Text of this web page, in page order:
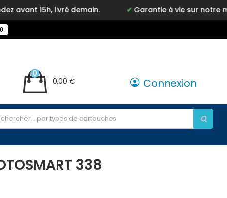
livré demain. Garantie à vie sur notre marque Inkyz
0,00 €
0
Connexion
338